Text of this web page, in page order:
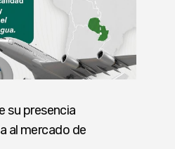
su presencia
al mercado de